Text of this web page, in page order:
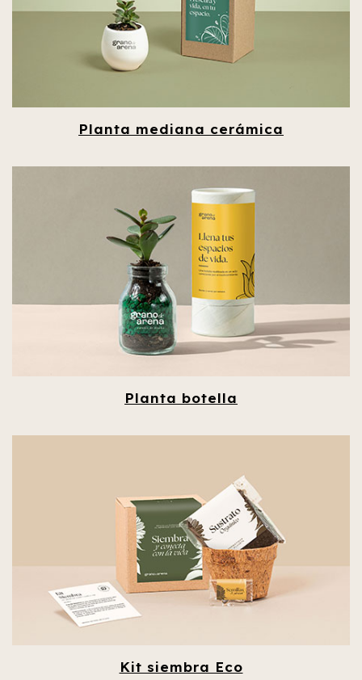
Planta mediana cerámica
Planta botella
Kit siembra Eco